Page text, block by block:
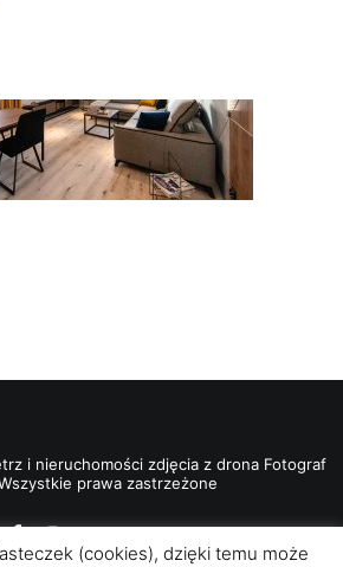
i nieruchomości zdjęcia z drona Fotograf
prawa zastrzeżone
(cookies), dzięki temu może